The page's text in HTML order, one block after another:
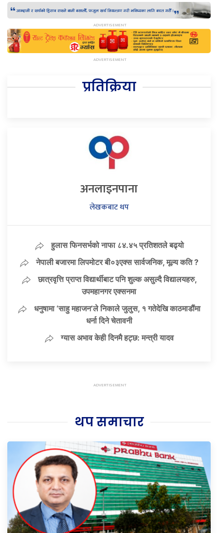
प्रतिक्रिया
अनलाइनपाना
लेखकबाट थप
हुलास फिनसर्भको नाफा ८४.४५ प्रतिशतले बढ्यो
नेपाली बजारमा लिपमोटर बी०३एक्स सार्वजनिक, मूल्य कति ?
छात्रवृत्ति प्राप्त विद्यार्थीबाट पनि शुल्क असुल्दै विद्यालयहरु,
उपमहानगर एक्सनमा
धनुषामा ‘साहु महाजन’ले निकाले जुलुस, १ गतेदेखि काठमाडौंमा
धर्ना दिने चेतावनी
ग्यास अभाव केही दिनमै हट्छ: मन्त्री यादव
थप समाचार